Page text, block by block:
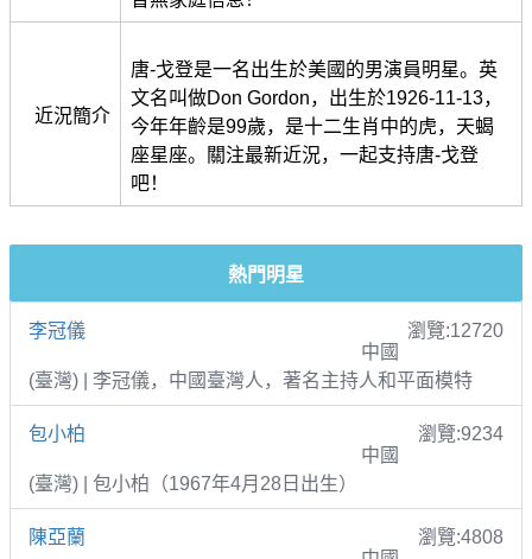
近況簡介
唐-戈登是一名出生於美國的男演員明星。英
文名叫做Don Gordon，出生於1926-11-13，
今年年齡是99歲，是十二生肖中的虎，天蝎
座星座。關注最新近況，一起支持唐-戈登
吧！
熱門明星
李冠儀
瀏覽:12720
中國
(臺灣) | 李冠儀，中國臺灣人，著名主持人和平面模特
包小柏
瀏覽:9234
中國
(臺灣) | 包小柏（1967年4月28日出生）
陳亞蘭
瀏覽:4808